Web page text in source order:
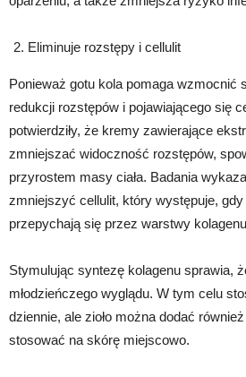
Eliminuje rozstępy i cellulit
Ponieważ gotu kola pomaga wzmocnić
redukcji rozstępów i pojawiającego się
potwierdziły, że kremy zawierające
zmniejszać widoczność rozstępów,
przyrostem masy ciała. Badania
zmniejszyć cellulit, który występuje,
przepychają się przez warstwy
Stymulując syntezę kolagenu sprawia,
młodzieńczego wyglądu. W tym celu
dziennie, ale zioło można dodać
stosować na skórę miejscowo.